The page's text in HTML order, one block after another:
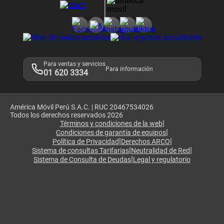
Adquirientes iPhone 6, 6S y SE
Mensaje de Seguridad
Términos y Condiciones de Tienda Claro
Libro de Reclamaciones
Para ventas y servicios
01 620 3334 Para información
América Móvil Perú S.A.C. | RUC 20467534026
Todos los derechos reservados 2026
Términos y condiciones de la web|
Condiciones de garantía de equipos|
Política de Privacidad|Derechos ARCO|
Sistema de consultas Tarifarias|Neutralidad de Red|
Sistema de Consulta de Deudas|Legal y regulatorio